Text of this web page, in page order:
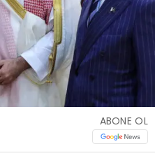
ABONE OL